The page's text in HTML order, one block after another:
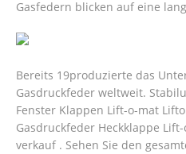
Gasfedern blicken auf eine
Bereits 19produzierte das
Gasdruckfeder weltweit.
Fenster Klappen Lift-o-mat
Gasdruckfeder Heckklappe
verkauf . Sehen Sie den